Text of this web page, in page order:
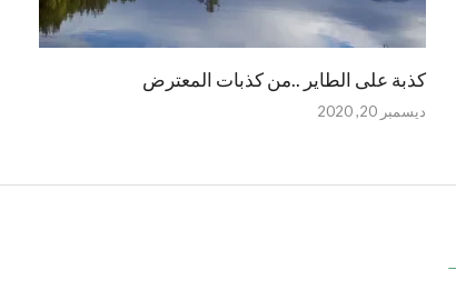
كذبة على الطاير ..من كذبات المعترض
ديسمبر 20, 2020